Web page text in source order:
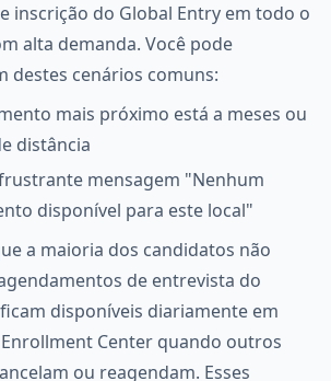
inscrição do Global Entry em todo o
alta demanda. Você pode
destes cenários comuns:
mais próximo está a meses ou
distância
mensagem "Nenhum
disponível para este local"
a maioria dos candidatos não
de entrevista do
disponíveis diariamente em
Center quando outros
ou reagendam. Esses